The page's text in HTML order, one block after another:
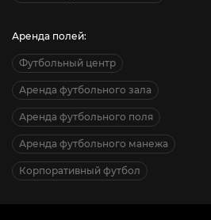
Аренда полей:
Футбольный центр
Аренда футбольного зала
Аренда футбольного поля
Аренда футбольного манежа
Корпоративный футбол